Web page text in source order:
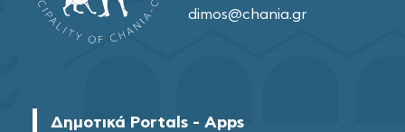
dimos@chania.gr
Δημοτικά Portals - Apps